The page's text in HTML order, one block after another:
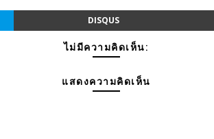
DISQUS
ไม่มีความคิดเห็น:
แสดงความคิดเห็น